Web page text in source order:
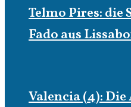
Telmo Pires: die
Fado aus
Valencia (4):